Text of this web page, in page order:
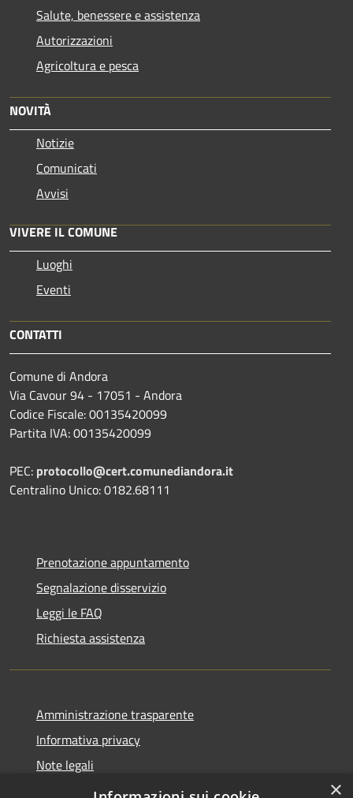
Salute, benessere e assistenza
Autorizzazioni
Agricoltura e pesca
NOVITÀ
Notizie
Comunicati
Avvisi
VIVERE IL COMUNE
Luoghi
Eventi
CONTATTI
Comune di Andora
Via Cavour 94 - 17051 - Andora
Codice Fiscale: 00135420099
Partita IVA: 00135420099
PEC: protocollo@cert.comunediandora.it
Centralino Unico: 0182.68111
Prenotazione appuntamento
Segnalazione disservizio
Leggi le FAQ
Richiesta assistenza
Amministrazione trasparente
Informativa privacy
Note legali
Dichiarazione di accessibilità
×